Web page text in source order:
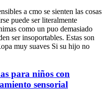
a cmo se sienten las cosas
puede ser literalmente
como un puo demasiado
ser insoportables. Estas son
muy suaves Si su hijo no
para niños con
sensorial